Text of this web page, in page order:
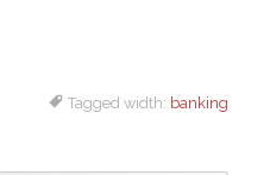
Tagged width: banking